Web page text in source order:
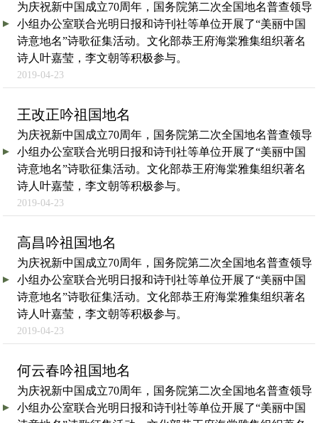
为庆祝新中国成立70周年，国务院第二次全国地名普查领导
小组办公室联合光明日报和诗刊社等单位开展了“美丽中国
诗意地名”诗歌征集活动。文化部恭王府海棠雅集组织著名
诗人叶嘉莹，李文朝等积极参与。
2019-04-23
王改正吟祖国地名
为庆祝新中国成立70周年，国务院第二次全国地名普查领导
小组办公室联合光明日报和诗刊社等单位开展了“美丽中国
诗意地名”诗歌征集活动。文化部恭王府海棠雅集组织著名
诗人叶嘉莹，李文朝等积极参与。
2019-04-23
高昌吟祖国地名
为庆祝新中国成立70周年，国务院第二次全国地名普查领导
小组办公室联合光明日报和诗刊社等单位开展了“美丽中国
诗意地名”诗歌征集活动。文化部恭王府海棠雅集组织著名
诗人叶嘉莹，李文朝等积极参与。
2019-04-23
何云春吟祖国地名
为庆祝新中国成立70周年，国务院第二次全国地名普查领导
小组办公室联合光明日报和诗刊社等单位开展了“美丽中国